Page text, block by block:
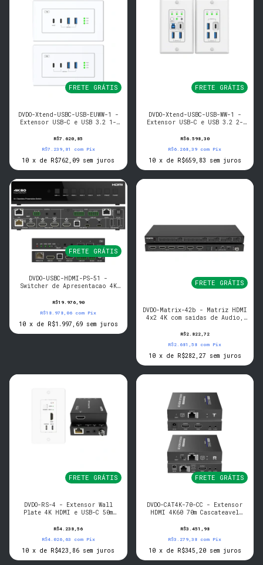
FRETE GRÁTIS
DVDO-Xtend-USBC-USB-EUWW-1 -
Extensor USB-C e USB 3.2 1-
R$7.620,85
R$7.239,81
com Pix
10 x de R$762,09 sem juros
FRETE GRÁTIS
DVDO-Xtend-USBC-USB-WW-1 -
Extensor USB-C e USB 3.2 2-
WP)
R$6.598,30
R$6.268,39 com Pix
10 x de R$659,83 sem juros
FRETE GRÁTIS
DVDO-USBC-HDMI-PS-51 -
Switcher de Apresentacao 4K
R$19.976,90
R$18.978,06 com Pix
10 x de R$1.997,69 sem juros
FRETE GRÁTIS
DVDO-Matrix-42b - Matriz HDMI
4x2 4K com saidas de Audio,
R$2.822,72
R$2.681,58 com Pix
10 x de R$282,27 sem juros
FRETE GRÁTIS
DVDO-RS-4 - Extensor Wall
Plate 4K HDMI e USB-C 50m
R$4.238,56
R$4.026,63
com Pix
10 x de R$423,86 sem juros
FRETE GRÁTIS
DVDO-CAT4K-70-CC - Extensor
HDMI 4K60 70m Cascateavel
R$3.451,98
R$3.279,38 com Pix
10 x de R$345,20 sem juros